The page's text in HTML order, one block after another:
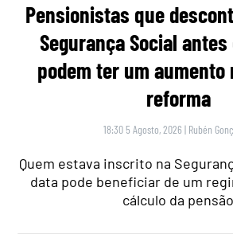
Pensionistas que
Segurança Social
podem ter um aumento
reforma
18:30 5 Agosto, 2026 | Rubén
Quem estava inscrito na
data pode beneficiar de um
cálculo da pensão